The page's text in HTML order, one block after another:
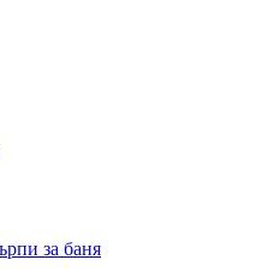
за баня